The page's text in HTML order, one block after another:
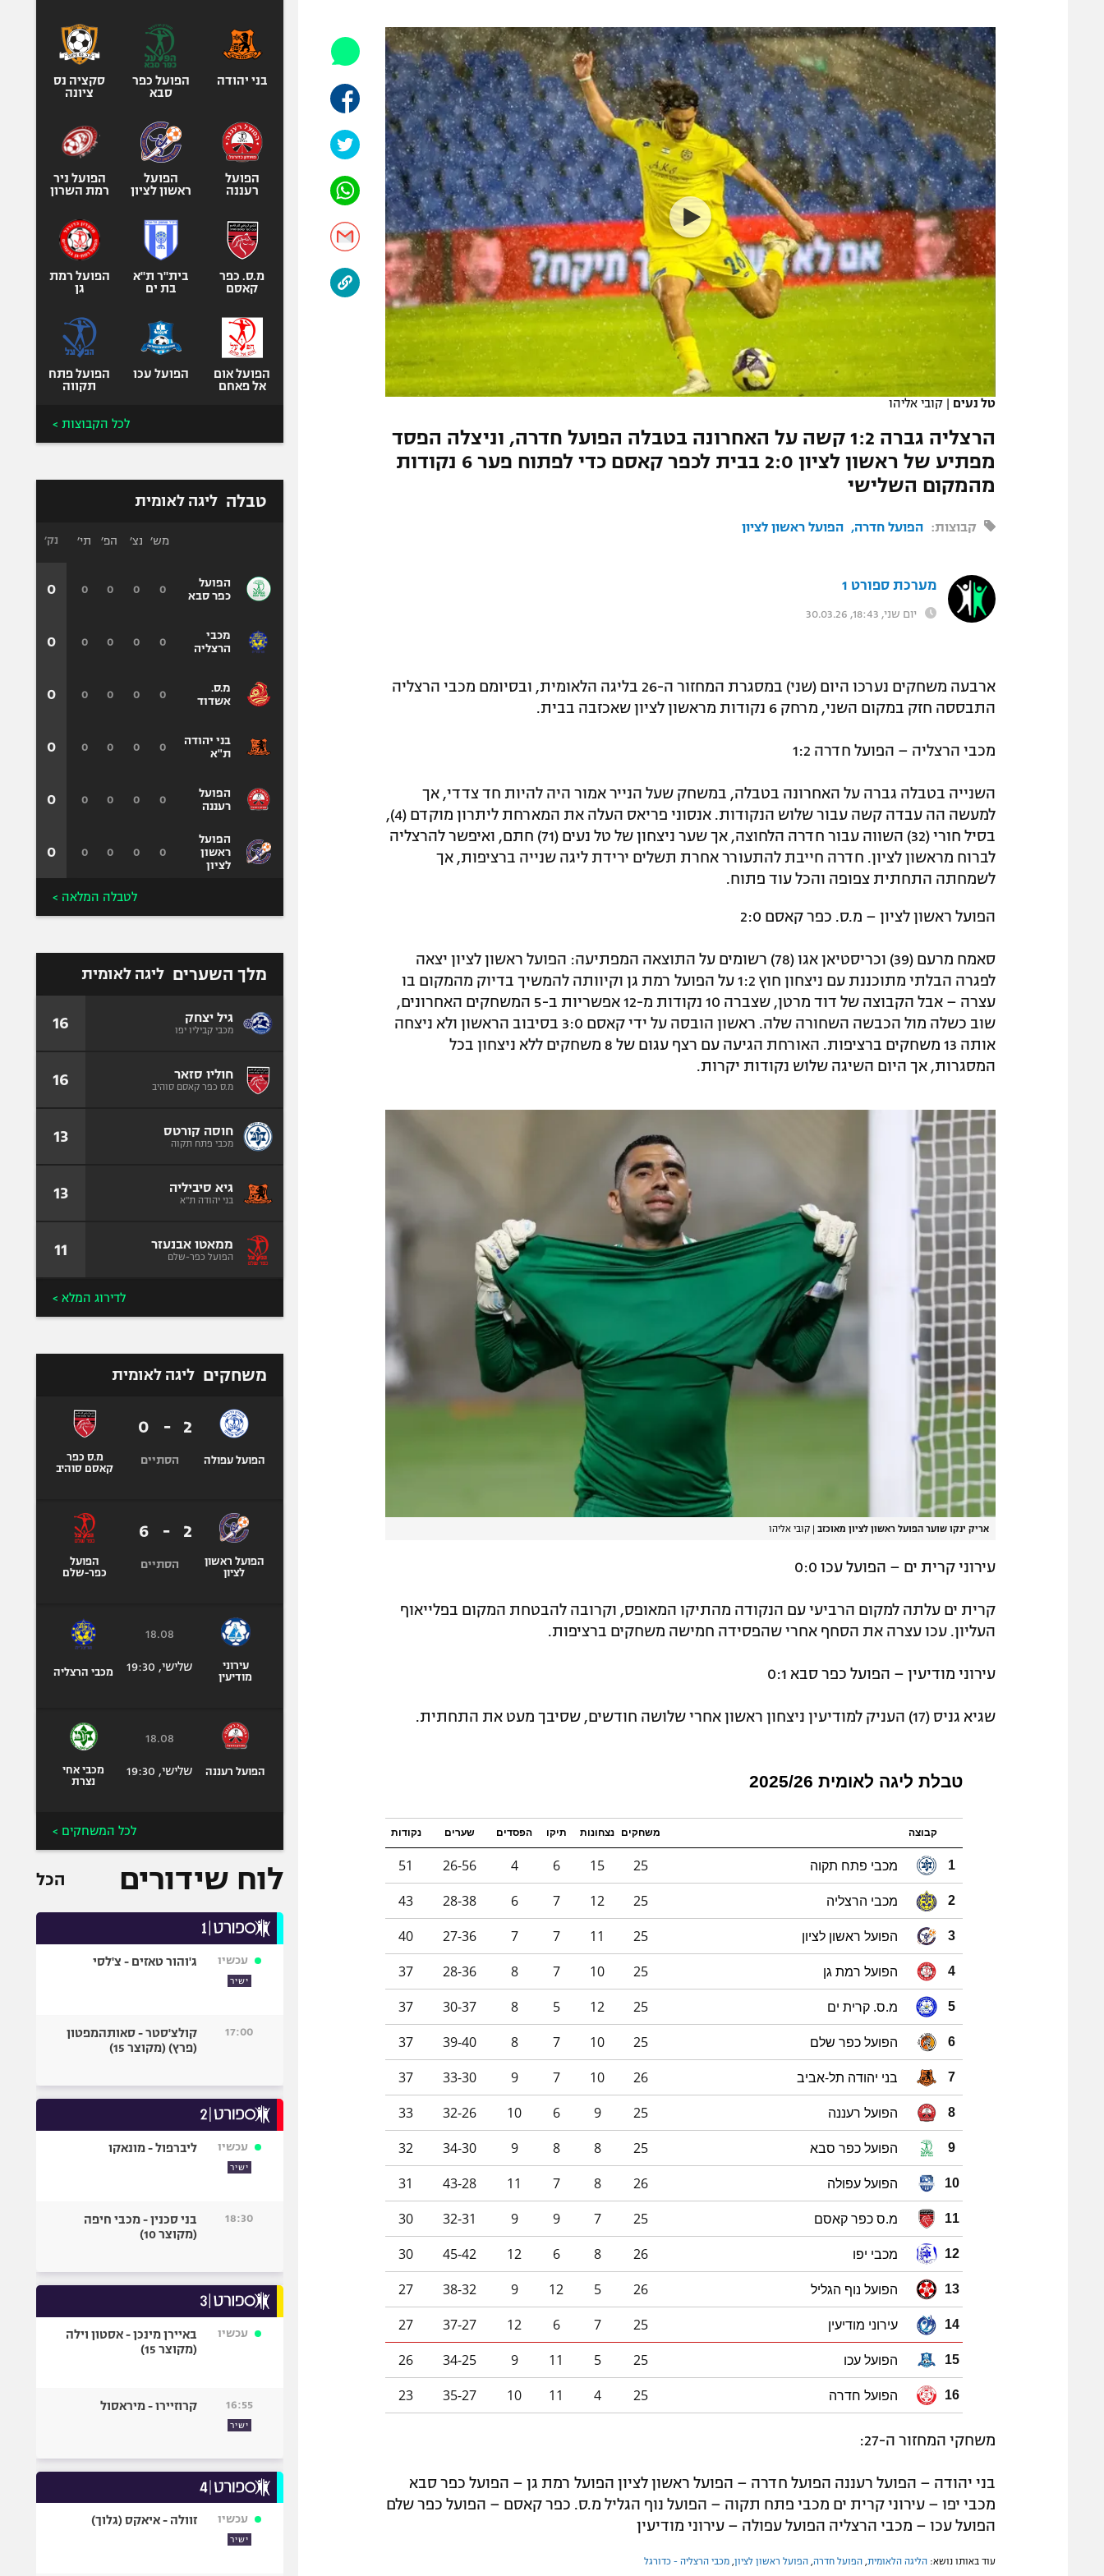
תקנון משתתפים וזוכים בפרסים
תקנון עבור פעילות אלקטרה
תקנון עבור פעילות ספורט 1 – "מרלן"
גיימינג E-Sports
תנאי שימוש
מדיניות פרטיות
תקנון פעילות ספורט 1
רשיון להקרנה פומבית לבית עסק
הצטרפות לחבילת הערוצים
לוח דרושים – ג'ובנט
המגזין
הפועל תל אביב
הפועל חיפה
הפועל באר שבע
מכבי נתניה
בני יהודה
ליגה סינית
ליגה ברזילאית
ליגות נוספות
אופניים
ספורט מוטורי
כדורמים
בייסבול MLB
ספורט אתגרי
אומנויות לחימה
גיימינג E-Sports
טל נעים | קובי אליהו
הרצליה גברה 1:2 קשה על האחרונה בטבלה הפועל חדרה, וניצלה הפסד
מפתיע של ראשון לציון 2:0 בבית לכפר קאסם כדי לפתוח פער 6 נקודות
מהמקום השלישי
קבוצות: הפועל חדרה הפועל ראשון לציון
מערכת ספורט 1
יום שני, 18:43, 30.03.26
ארבעה משחקים נערכו היום (שני) במסגרת המחזור ה-26 בליגה הלאומית, ובסיומם מכבי הרצליה
התבססה חזק במקום השני, מרחק 6 נקודות מראשון לציון שאכזבה בבית.
מכבי הרצליה – הפועל חדרה 1:2
השנייה בטבלה גברה על האחרונה בטבלה, במשחק שעל הנייר אמור היה להיות חד צדדי, אך
למעשה הה עבדה קשה עבור שלוש הנקודות. אנסוני פריאס העלה את המארחת ליתרון מוקדם (4),
בסיל חורי (32) השווה עבור חדרה הלחוצה, אך שער ניצחון של טל נעים (71) חתם, ואיפשר להרצליה
לברוח מראשון לציון. חדרה חייבת להתעורר אחרת תשלים ירידת ליגה שנייה ברציפות, אך
לשמחתה התחתית צפופה והכל עוד פתוח.
הפועל ראשון לציון – מ.ס. כפר קאסם 2:0
סאמח מרעם (39) וכריסטיאן אגו (78) רשומים על התוצאה המפתיעה: הפועל ראשון לציון יצאה
לפגרה הבלתי מתוכננת עם ניצחון חוץ 1:2 על הפועל רמת גן וקיוותה להמשיך בדיוק מהמקום בו
עצרה – אבל הקבוצה של דוד מרטן, שצברה 10 נקודות מ-12 אפשריות ב-5 המשחקים האחרונים,
שוב כשלה מול הכבשה השחורה שלה. ראשון הובסה על ידי קאסם 3:0 בסיבוב הראשון ולא ניצחה
אותה 13 משחקים ברציפות. האורחת הגיעה עם רצף עגום של 8 משחקים ללא ניצחון בכל
המסגרות, אך היום השיגה שלוש נקודות יקרות.
אריק ינקו שוער הפועל ראשון לציון מאוכזב | קובי אליהו
עירוני קרית ים – הפועל עכו 0:0
קרית ים עלתה למקום הרביעי עם הנקודה מהתיקו המאופס, וקרובה להבטחת המקום בפלייאוף
העליון. עכו עצרה את הסחף אחרי שהפסידה חמישה משחקים ברציפות.
עירוני מודיעין – הפועל כפר סבא 0:1
שגיא גניס (17) העניק למודיעין ניצחון ראשון אחרי שלושה חודשים, שסיבך מעט את התחתית.
טבלת ליגה לאומית 2025/26
קבוצה משחקים נצחונות תיקו הפסדים שערים נקודות
1 מכבי פתח תקוה 25
15
6
4
26-56
51
2 מכבי הרצליה 25
12
7
6
28-38
43
3 הפועל ראשון לציון 25
11
7
7
27-36
40
4 הפועל רמת גן 25
10
7
8
28-36
37
5 מ.ס. קרית ים 25
12
5
8
30-37
37
6 הפועל כפר שלם 25
10
7
8
39-40
37
7 בני יהודה תל-אביב 26
10
7
9
33-30
37
8 הפועל רעננה 25
9
6
10
32-26
33
9 הפועל כפר סבא 25
8
8
9
34-30
32
10 הפועל עפולה 26
8
7
11
43-28
31
11 מ.ס כפר קאסם 25
7
9
9
32-31
30
12 מכבי יפו 26
8
6
12
45-42
30
13 הפועל נוף הגליל 26
5
12
9
38-32
27
14 עירוני מודיעין 25
7
6
12
37-27
27
15 הפועל עכו 25
5
11
9
34-25
26
16 הפועל חדרה 25
4
11
10
35-27
23
משחקי המחזור ה-27:
בני יהודה – הפועל רעננה הפועל חדרה – הפועל ראשון לציון הפועל רמת גן – הפועל כפר סבא
מכבי יפו – עירוני קרית ים מכבי פתח תקוה – הפועל נוף הגליל מ.ס. כפר קאסם – הפועל כפר שלם
הפועל עכו – מכבי הרצליה הפועל עפולה – עירוני מודיעין
עוד באותו נושא: הליגה הלאומית הפועל חדרה הפועל ראשון לציון מכבי הרצליה - כדורגל
בני יהודה
הפועל כפר
סבא
סקציה נס
ציונה
הפועל
רעננה
הפועל
ראשון לציון
הפועל ניר
רמת השרון
מ.ס. כפר
קאסם
בית"ר ת"א
בת ים
הפועל רמת
גן
הפועל אום
אל פאחם
הפועל עכו
הפועל פתח
תקווה
לכל הקבוצות >
טבלה ליגה לאומית
הפועל
כפר סבא
מכבי
הרצליה
מ.ס.
אשדוד
בני יהודה
ת"א
הפועל
רעננה
הפועל
ראשון
לציון
מש׳ נצ׳ הפ׳ תי׳
0
0
0
0
0
0
0
0
0
0
0
0
0
0
0
0
0
0
0
0
0
0
0
0
נק׳
0
0
0
0
0
0
לטבלה המלאה >
מלך השערים ליגה לאומית
גיל יצחק
מכבי קביליו יפו 16
חוליו סזאר
מ.ס כפר קאסם סוהיב 16
חוסה קורטס
מכבי פתח תקוה 13
גיא סיביליה
בני יהודה ת"א 13
ממאטו אבנעזר
הפועל כפר-שלם 11
לדירוג המלא >
משחקים ליגה לאומית
הפועל עפולה
2
-
0
הסתיים
מ.ס כפר
קאסם סוהיב
הפועל ראשון
לציון
2
-
6
הסתיים
הפועל
כפר-שלם
עירוני
מודיעין
18.08
שלישי, 19:30 מכבי הרצליה
הפועל רעננה
18.08
שלישי, 19:30
מכבי אחי
נצרת
לכל המשחקים >
לוח שידורים הכל
עכשיו
ישיר
ג'והור טאזים - צ'לסי
17:00
קולצ'סטר - סאותהמפטון
(פרץ) (מקוצר 15)
עכשיו
ישיר
ליברפול - מונאקו
18:30
בני סכנין - מכבי חיפה
(מקוצר 10)
עכשיו
באיירן מינכן - אסטון וילה
(מקוצר 15)
16:55
ישיר
קרוזיירו - מיראסול
עכשיו
ישיר
זוולה - איאקס (גלוך)